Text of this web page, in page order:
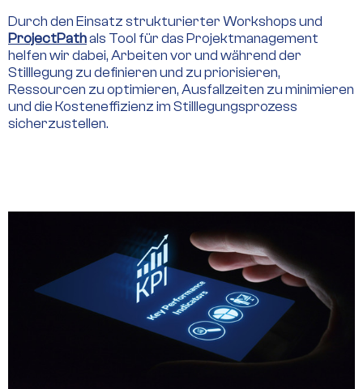
Durch den Einsatz strukturierter Workshops und
ProjectPathals Tool für das Projektmanagement
helfen wir dabei, Arbeiten vor und während der
Stilllegung zu definieren und zu priorisieren,
Ressourcen zu optimieren, Ausfallzeiten zu minimieren
und die Kosteneffizienz im Stilllegungsprozess
sicherzustellen.